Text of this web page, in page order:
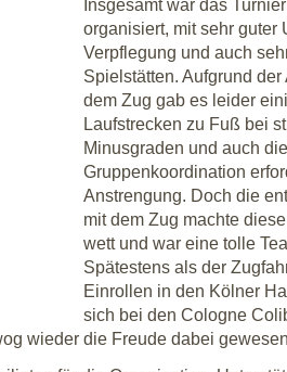
Insgesamt war das
organisiert, mit sehr guter
Verpflegung und auch
Spielstätten. Aufgrund der
dem Zug gab es leider
Laufstrecken zu Fuß bei
Minusgraden und auch die
Gruppenkoordination
Anstrengung. Doch die
mit dem Zug machte
wett und war eine tolle
Spätestens als der
Einrollen in den Kölner
sich bei den Cologne
wieder die Freude dabei